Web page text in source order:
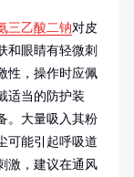
三乙酸二钠对皮
和眼睛有轻微刺
性，操作时应佩
适当的防护装
。大量吸入其粉
可能引起呼吸道
激，建议在通风